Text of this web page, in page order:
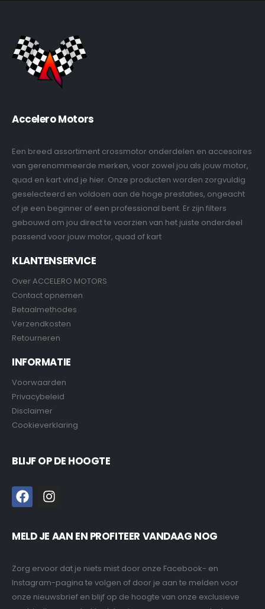
Accelero Motors
Een breed assortiment crossmotor onderdelen en accesoires
van gerenommeerde merken, voor zowel jou als jouw motor,
quad en kart vind je hier. Onze producten worden zorgvuldig
geselecteerd en voldoen aan de hoge prestaties, ongeacht
of je een beginner of een professional bent. Er zijn filters
gebouwd om jou direct te voorzien van het juiste onderdeel
passend voor jouw motor, quad of kart
KLANTENSERVICE
Over ACCELERO MOTORS
Contact opnemen
Betaalmethodes
Verzendkosten
Retourneren
INFORMATIE
Voorwaarden
Privacybeleid
Disclaimer
Cookieverklaring
BLIJF OP DE HOOGTE
MELD JE AAN EN PROFITEER VANDAAG NOG
Zorg ervoor dat je niets mist door onze Facebook- en
Instagram-pagina te volgen of door je aan te melden voor
onze nieuwsbrief en blijf op de hoogte van onze exclusieve